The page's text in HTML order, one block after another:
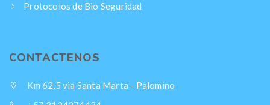
Protocolos de Bio Seguridad
CONTACTENOS
Km 62,5 via Santa Marta - Palomino